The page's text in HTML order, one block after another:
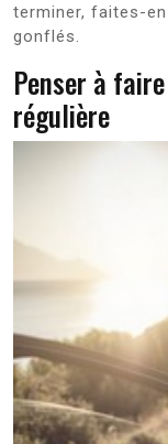
terminer, faites-
gonflés.
Penser à
régulière